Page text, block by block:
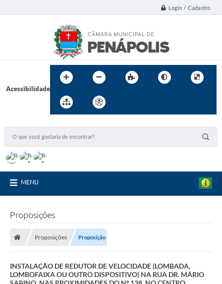
Login / Cadastro
Acessibilidade
MENU
Proposições
Proposições Proposição
INSTALAÇÃO DE REDUTOR DE VELOCIDADE (LOMBADA,
LOMBOFAIXA OU OUTRO DISPOSITIVO) NA RUA DR. MÁRIO